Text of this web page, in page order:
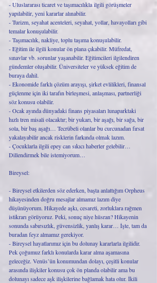
- Uluslararası ticaret ve taşımacılıkla ilgili görüşmeler
yapılabilir, yeni kararlar alınabilir.
- Turizm, seyahat acenteleri, seyahat, yollar, havayolları gibi
temalar konuşulabilir.
- Taşımacılık, nakliye, toplu taşıma konuşulabilir.
- Eğitim ile ilgili konular ön plana çıkabilir. Müfredat,
sınavlar vb. sorunlar yaşanabilir. Eğitimcileri ilgilendiren
gündemler oluşabilir. Üniversiteler ve yüksek eğitim de
buraya dahil.
- Ekonomide farklı çözüm arayışı, şirket evlilikleri, finansal
güçlenme için iki tarafın birleşmesi, anlaşması, partnerliği
söz konusu olabilir.
- Ocak ayında dünyadaki finans piyasaları lunaparktaki
hızlı tren misali olacaktır; bir yukarı, bir aşağı, bir sağa, bir
sola, bir baş aşağı… Tecrübeli olanlar bu curcunadan fırsat
yakalayabilir ancak risklerin farkında olmak lazım.
- Çocuklarla ilgili epey can sıkıcı haberler gelebilir…
Dillendirmek bile istemiyorum…
Bireysel:
- Bireysel etkilerden söz ederken, başta anlattığım Orpheus
hikayesinden doğru mesajlar almamız lazım diye
düşünüyorum. Hikayede aşkı, cesareti, zorluklara rağmen
istikrarı görüyoruz. Peki, sonuç niye hüsran? Hikayenin
sonunda sabırsızlık, güvensizlik, yanlış karar… İşte, tam da
buradan feyz almamız gerekiyor.
- Bireysel hayatlarımız için bu dolunay kararlarla ilgilidir.
Pek çoğumuz farklı konularda karar alma aşamasına
geleceğiz. Venüs’ün konumundan dolayı, çeşitli konular
arasında ilişkiler konusu çok ön planda olabilir ama bu
dolunayı sadece aşk ilişkilerine bağlamak hata olur. İkili